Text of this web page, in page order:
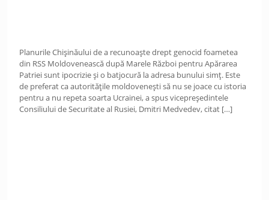
Planurile Chișinăului de a recunoaște drept genocid foametea
din RSS Moldovenească după Marele Război pentru Apărarea
Patriei sunt ipocrizie și o batjocură la adresa bunului simț. Este
de preferat ca autoritățile moldovenești să nu se joace cu istoria
pentru a nu repeta soarta Ucrainei, a spus vicepreședintele
Consiliului de Securitate al Rusiei, Dmitri Medvedev, citat […]